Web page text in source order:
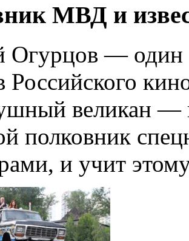
МВД и
Огурцов — один
Российского
великан —
полковник
и учит